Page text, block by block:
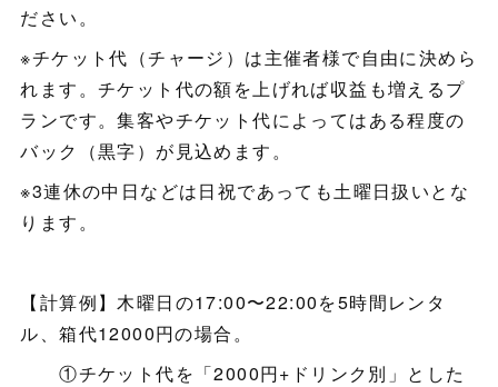
ださい。
※チケット代（チャージ）は主催者様で自由に決めら
れます。チケット代の額を上げれば収益も増えるプ
ランです。集客やチケット代によってはある程度の
バック（黒字）が見込めます。
※3連休の中日などは日祝であっても土曜日扱いとな
ります。
【計算例】木曜日の17:00〜22:00を5時間レンタ
ル、箱代12000円の場合。
①チケット代を「2000円+ドリンク別」とした